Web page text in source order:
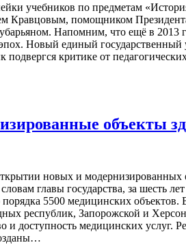
учебников по предметам
Кравцовым, помощником
Напомним, что ещё в 2013
Новый единый
критике от
объекты
новых и модернизированных
главы государства, за шесть
5500 медицинских объектов.
республик, Запорожской и
и доступность медицинских